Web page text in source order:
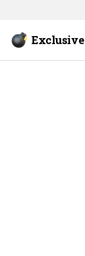
Exclusive